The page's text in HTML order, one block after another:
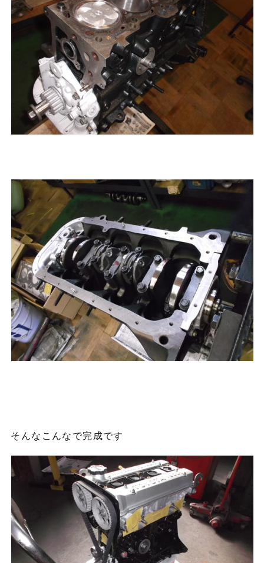
そんなこんなで完成です